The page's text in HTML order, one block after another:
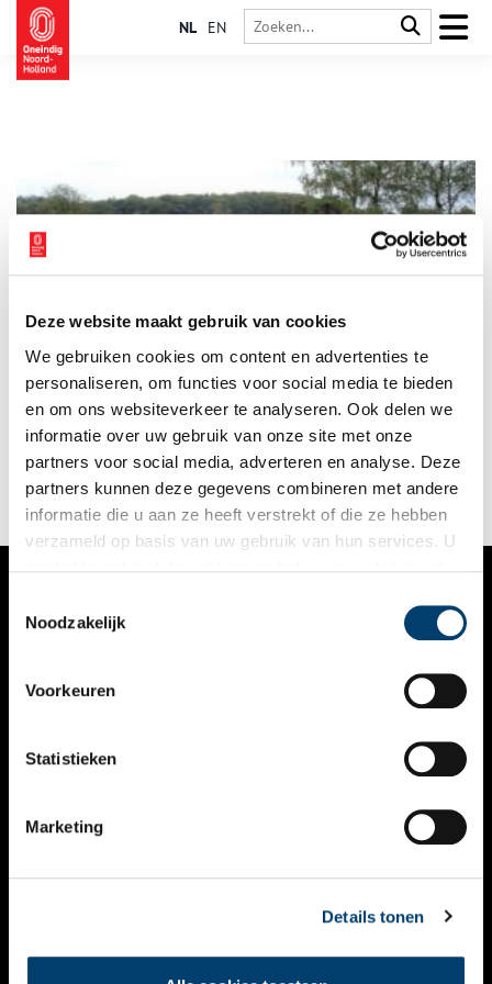
Deze website maakt gebruik van cookies
We gebruiken cookies om content en advertenties te
personaliseren, om functies voor social media te bieden
en om ons websiteverkeer te analyseren. Ook delen we
informatie over uw gebruik van onze site met onze
partners voor social media, adverteren en analyse. Deze
partners kunnen deze gegevens combineren met andere
informatie die u aan ze heeft verstrekt of die ze hebben
verzameld op basis van uw gebruik van hun services. U
Noodzakelijk
Voorkeuren
Statistieken
Marketing
Details tonen
NL EN
Het Franse leger trekt in 1795 onder generaal Pichegru ons
land binnen. Ruiters stuiten op de Hoorneboegse hei bij
Hilversum op een dreigend jachtslot. Gevaar?
VERHALEN
KALENDER
THEMA’S
VIDEO’S
CONTACT